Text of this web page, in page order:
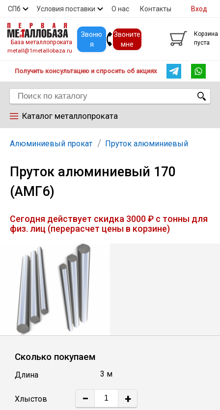
СПб Условия поставки О нас Контакты
Скидки Прайс Покупателям
Вход
База металлопроката
metall@1metallobaza.ru
Звоню
я
Звоните
мне
Корзина
пуста
Получить консультацию и спросить об акциях
Каталог металлопроката
Арматура
Труба профильная
Труба
Лист
Уголок
Балка
Швеллер
Катанка
Алюминиевый прокат Пруток алюминиевый
Пруток алюминиевый 170
(АМГ6)
Сегодня действует скидка 3000 ₽ с тонны для
физ. лиц (перерасчет цены в корзине)
Сколько покупаем
Длина 3 м
Хлыстов − +